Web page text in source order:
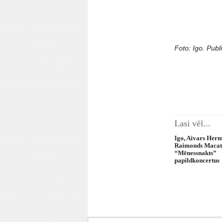
Foto: Igo.
Lasi vēl...
Igo, Aivars
Raimonds
“Mēnessnakts”
papildkoncertus